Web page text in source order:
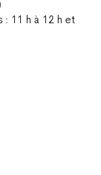
: 11 h à 12 h et